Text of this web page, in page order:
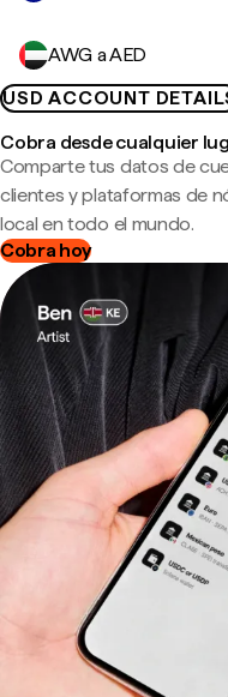
AWG a AED
USD ACCOUNT
Cobra desde cualquier
Comparte tus datos de
clientes y plataformas de
local en todo el mundo.
Cobra hoy